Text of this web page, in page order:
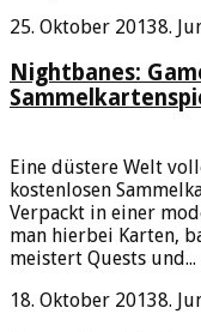
25. Oktober 20138.
Nightbanes:
Eine düstere Welt
kostenlosen
Verpackt in einer
man hierbei Karten,
meistert Quests und...
18. Oktober 20138.